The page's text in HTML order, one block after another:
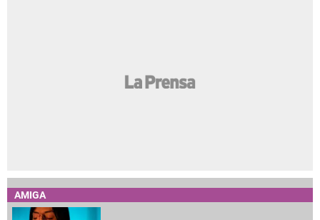
AMIGA